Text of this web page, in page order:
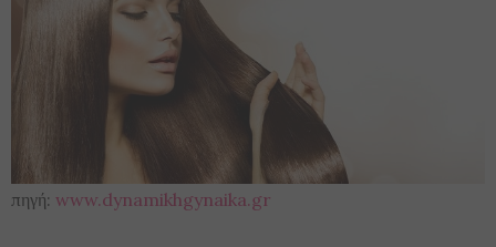
πηγή: www.dynamikhgynaika.gr